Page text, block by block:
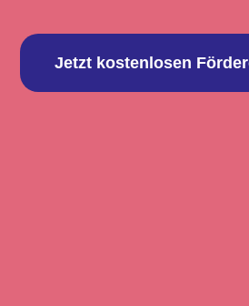
Jetzt kostenlosen